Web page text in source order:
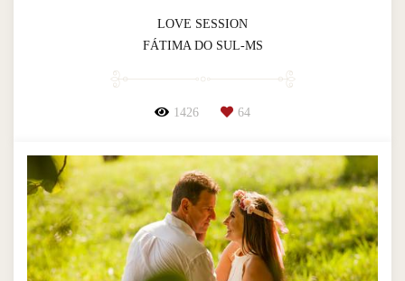
LOVE SESSION
FÁTIMA DO SUL-MS
1426 64